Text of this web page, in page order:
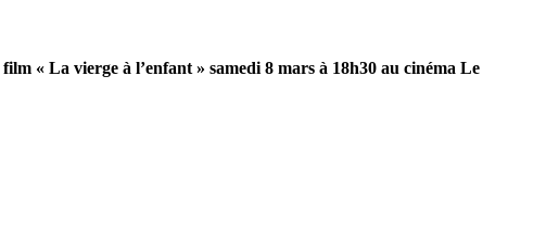
« La vierge à l’enfant » samedi 8 mars à 18h30 au cinéma Le